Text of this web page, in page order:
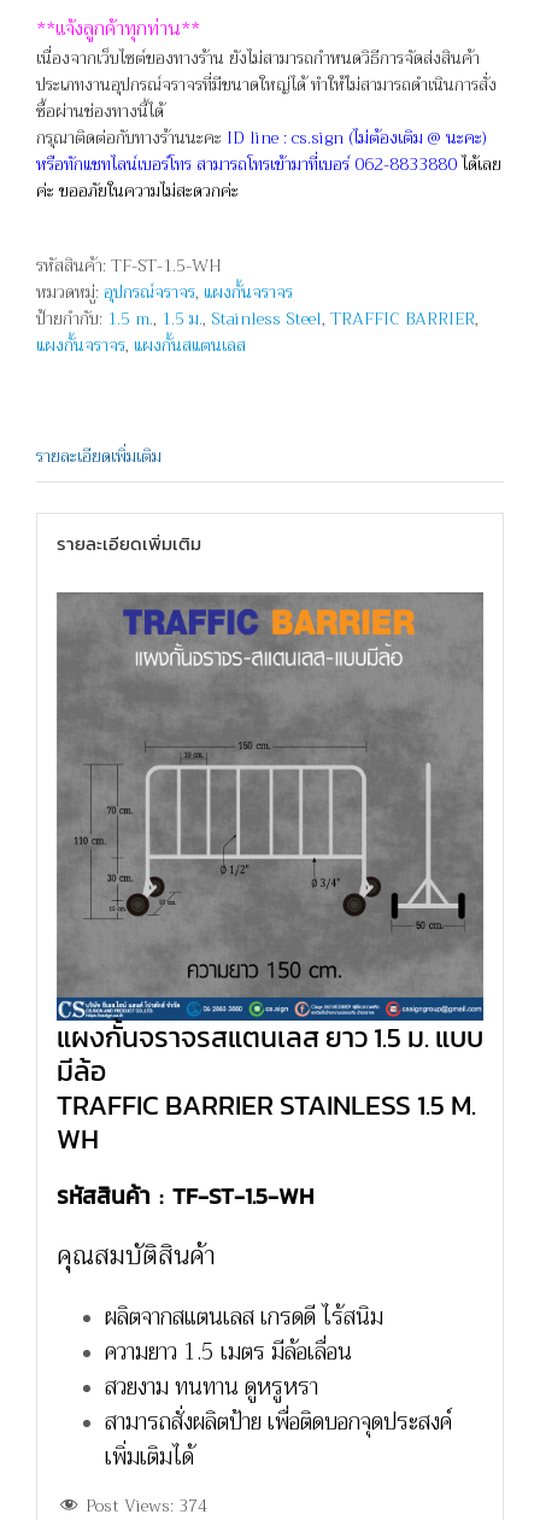
**แจ้งลูกค้าทุกท่าน**
เนื่องจากเว็บไซต์ของทางร้าน ยังไม่สามารถกำหนดวิธีการจัดส่งสินค้า
ประเภทงานอุปกรณ์จราจรที่มีขนาดใหญ่ได้ ทำให้ไม่สามารถดำเนินการสั่ง
ซื้อผ่านช่องทางนี้ได้
กรุณาติดต่อกับทางร้านนะคะ ID line : cs.sign (ไม่ต้องเติม @ นะคะ)
หรือทักแชทไลน์เบอร์โทร สามารถโทรเข้ามาที่เบอร์ 062-8833880ได้เลย
ค่ะ ขออภัยในความไม่สะดวกค่ะ
รหัสสินค้า:TF-ST-1.5-WH
หมวดหมู่:อุปกรณ์จราจร, แผงกั้นจราจร
ป้ายกำกับ: 1.5 m., 1.5 ม., Stainless Steel, TRAFFIC BARRIER,
แผงกั้นจราจร, แผงกั้นสแตนเลส
รายละเอียดเพิ่มเติม
รายละเอียดเพิ่มเติม
แผงกั้นจราจรสแตนเลส ยาว 1.5 ม. แบบ
มีล้อ
TRAFFIC BARRIER STAINLESS 1.5 M.
WH
รหัสสินค้า : TF-ST-1.5-WH
คุณสมบัติสินค้า
ผลิตจากสแตนเลส เกรดดี ไร้สนิม
ความยาว 1.5 เมตร มีล้อเลื่อน
สวยงาม ทนทาน ดูหรูหรา
สามารถสั่งผลิตป้าย เพื่อติดบอกจุดประสงค์
เพิ่มเติมได้
Post Views: 374